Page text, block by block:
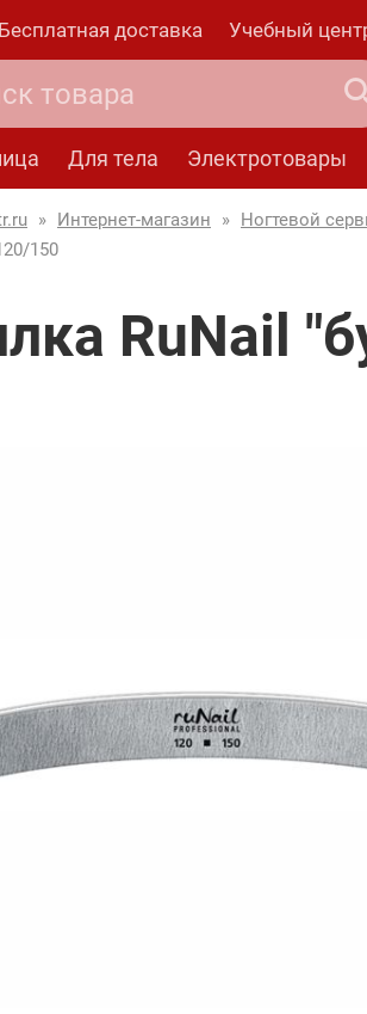
Бесплатная доставка Учебный
Для тела Электротовары
» Интернет-магазин » Ногтевой
150
RuNail